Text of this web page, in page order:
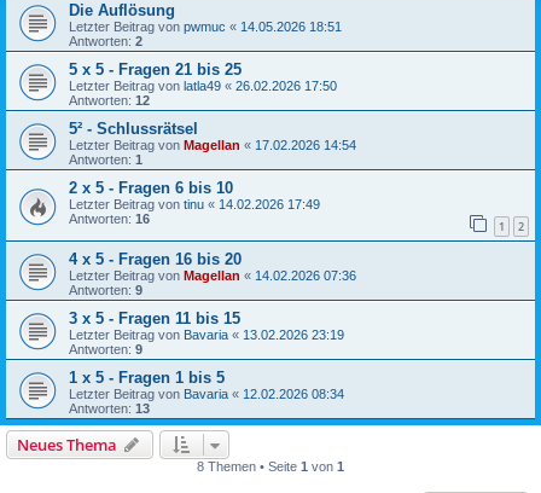
Die Auflösung
Letzter Beitrag von pwmuc « 14.05.2026 18:51
Antworten: 2
5 x 5 - Fragen 21 bis 25
Letzter Beitrag von latla49 « 26.02.2026 17:50
Antworten: 12
5² - Schlussrätsel
Letzter Beitrag von Magellan « 17.02.2026 14:54
Antworten: 1
2 x 5 - Fragen 6 bis 10
Letzter Beitrag von tinu « 14.02.2026 17:49
Antworten: 16 1 2
4 x 5 - Fragen 16 bis 20
Letzter Beitrag von Magellan « 14.02.2026 07:36
Antworten: 9
3 x 5 - Fragen 11 bis 15
Letzter Beitrag von Bavaria « 13.02.2026 23:19
Antworten: 9
1 x 5 - Fragen 1 bis 5
Letzter Beitrag von Bavaria « 12.02.2026 08:34
Antworten: 13
Neues Thema
8 Themen • Seite 1 von 1